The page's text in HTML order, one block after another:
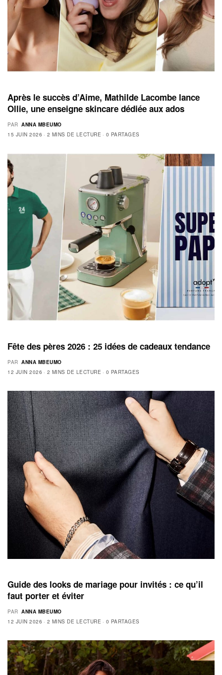
Après le succès d’Aime, Mathilde Lacombe lance
Ollie, une enseigne skincare dédiée aux ados
PAR ANNA MBEUMO
15 JUIN 2026
2 MINS DE LECTURE 0 PARTAGES
Fête des pères 2026 : 25 idées de cadeaux tendance
PAR ANNA MBEUMO
12 JUIN 2026
2 MINS DE LECTURE 0 PARTAGES
Guide des looks de mariage pour invités : ce qu’il
faut porter et éviter
PAR ANNA MBEUMO
12 JUIN 2026
2 MINS DE LECTURE 0 PARTAGES